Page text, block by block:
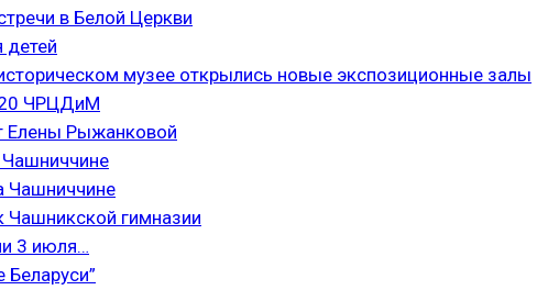
в Белой Церкви
детей
музее открылись новые экспозиционные залы
ЧРЦДиМ
Елены Рыжанковой
Чашниччине
Чашникской гимназии
3 июля…